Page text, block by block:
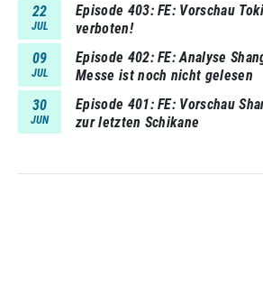
22
JUL
Episode 403 FE: Vorschau
verboten!
09
JUL
Episode 402 FE: Analyse
Messe ist noch nicht gelesen
30
JUN
Episode 401 FE: Vorschau
zur letzten Schikane